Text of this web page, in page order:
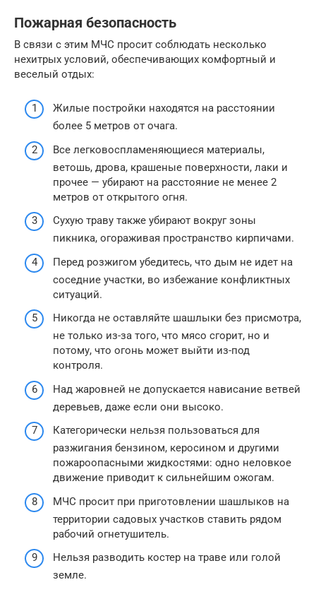
Пожарная безопасность
В связи с этим МЧС просит соблюдать несколько
нехитрых условий, обеспечивающих комфортный и
веселый отдых:
Жилые постройки находятся на расстоянии
более 5 метров от очага.
Все легковоспламеняющиеся материалы,
ветошь, дрова, крашеные поверхности, лаки и
прочее — убирают на расстояние не менее 2
метров от открытого огня.
Сухую траву также убирают вокруг зоны
пикника, огораживая пространство кирпичами.
Перед розжигом убедитесь, что дым не идет на
соседние участки, во избежание конфликтных
ситуаций.
Никогда не оставляйте шашлыки без присмотра,
не только из-за того, что мясо сгорит, но и
потому, что огонь может выйти из-под
контроля.
Над жаровней не допускается нависание ветвей
деревьев, даже если они высоко.
Категорически нельзя пользоваться для
разжигания бензином, керосином и другими
пожароопасными жидкостями: одно неловкое
движение приводит к сильнейшим ожогам.
МЧС просит при приготовлении шашлыков на
территории садовых участков ставить рядом
рабочий огнетушитель.
Нельзя разводить костер на траве или голой
земле.